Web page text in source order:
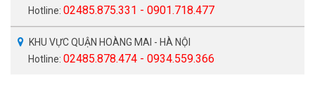
Hotline: 02485.875.331 - 0901.718.477
KHU VỰC QUẬN HOÀNG MAI - HÀ NỘI
Hotline: 02485.878.474 - 0934.559.366